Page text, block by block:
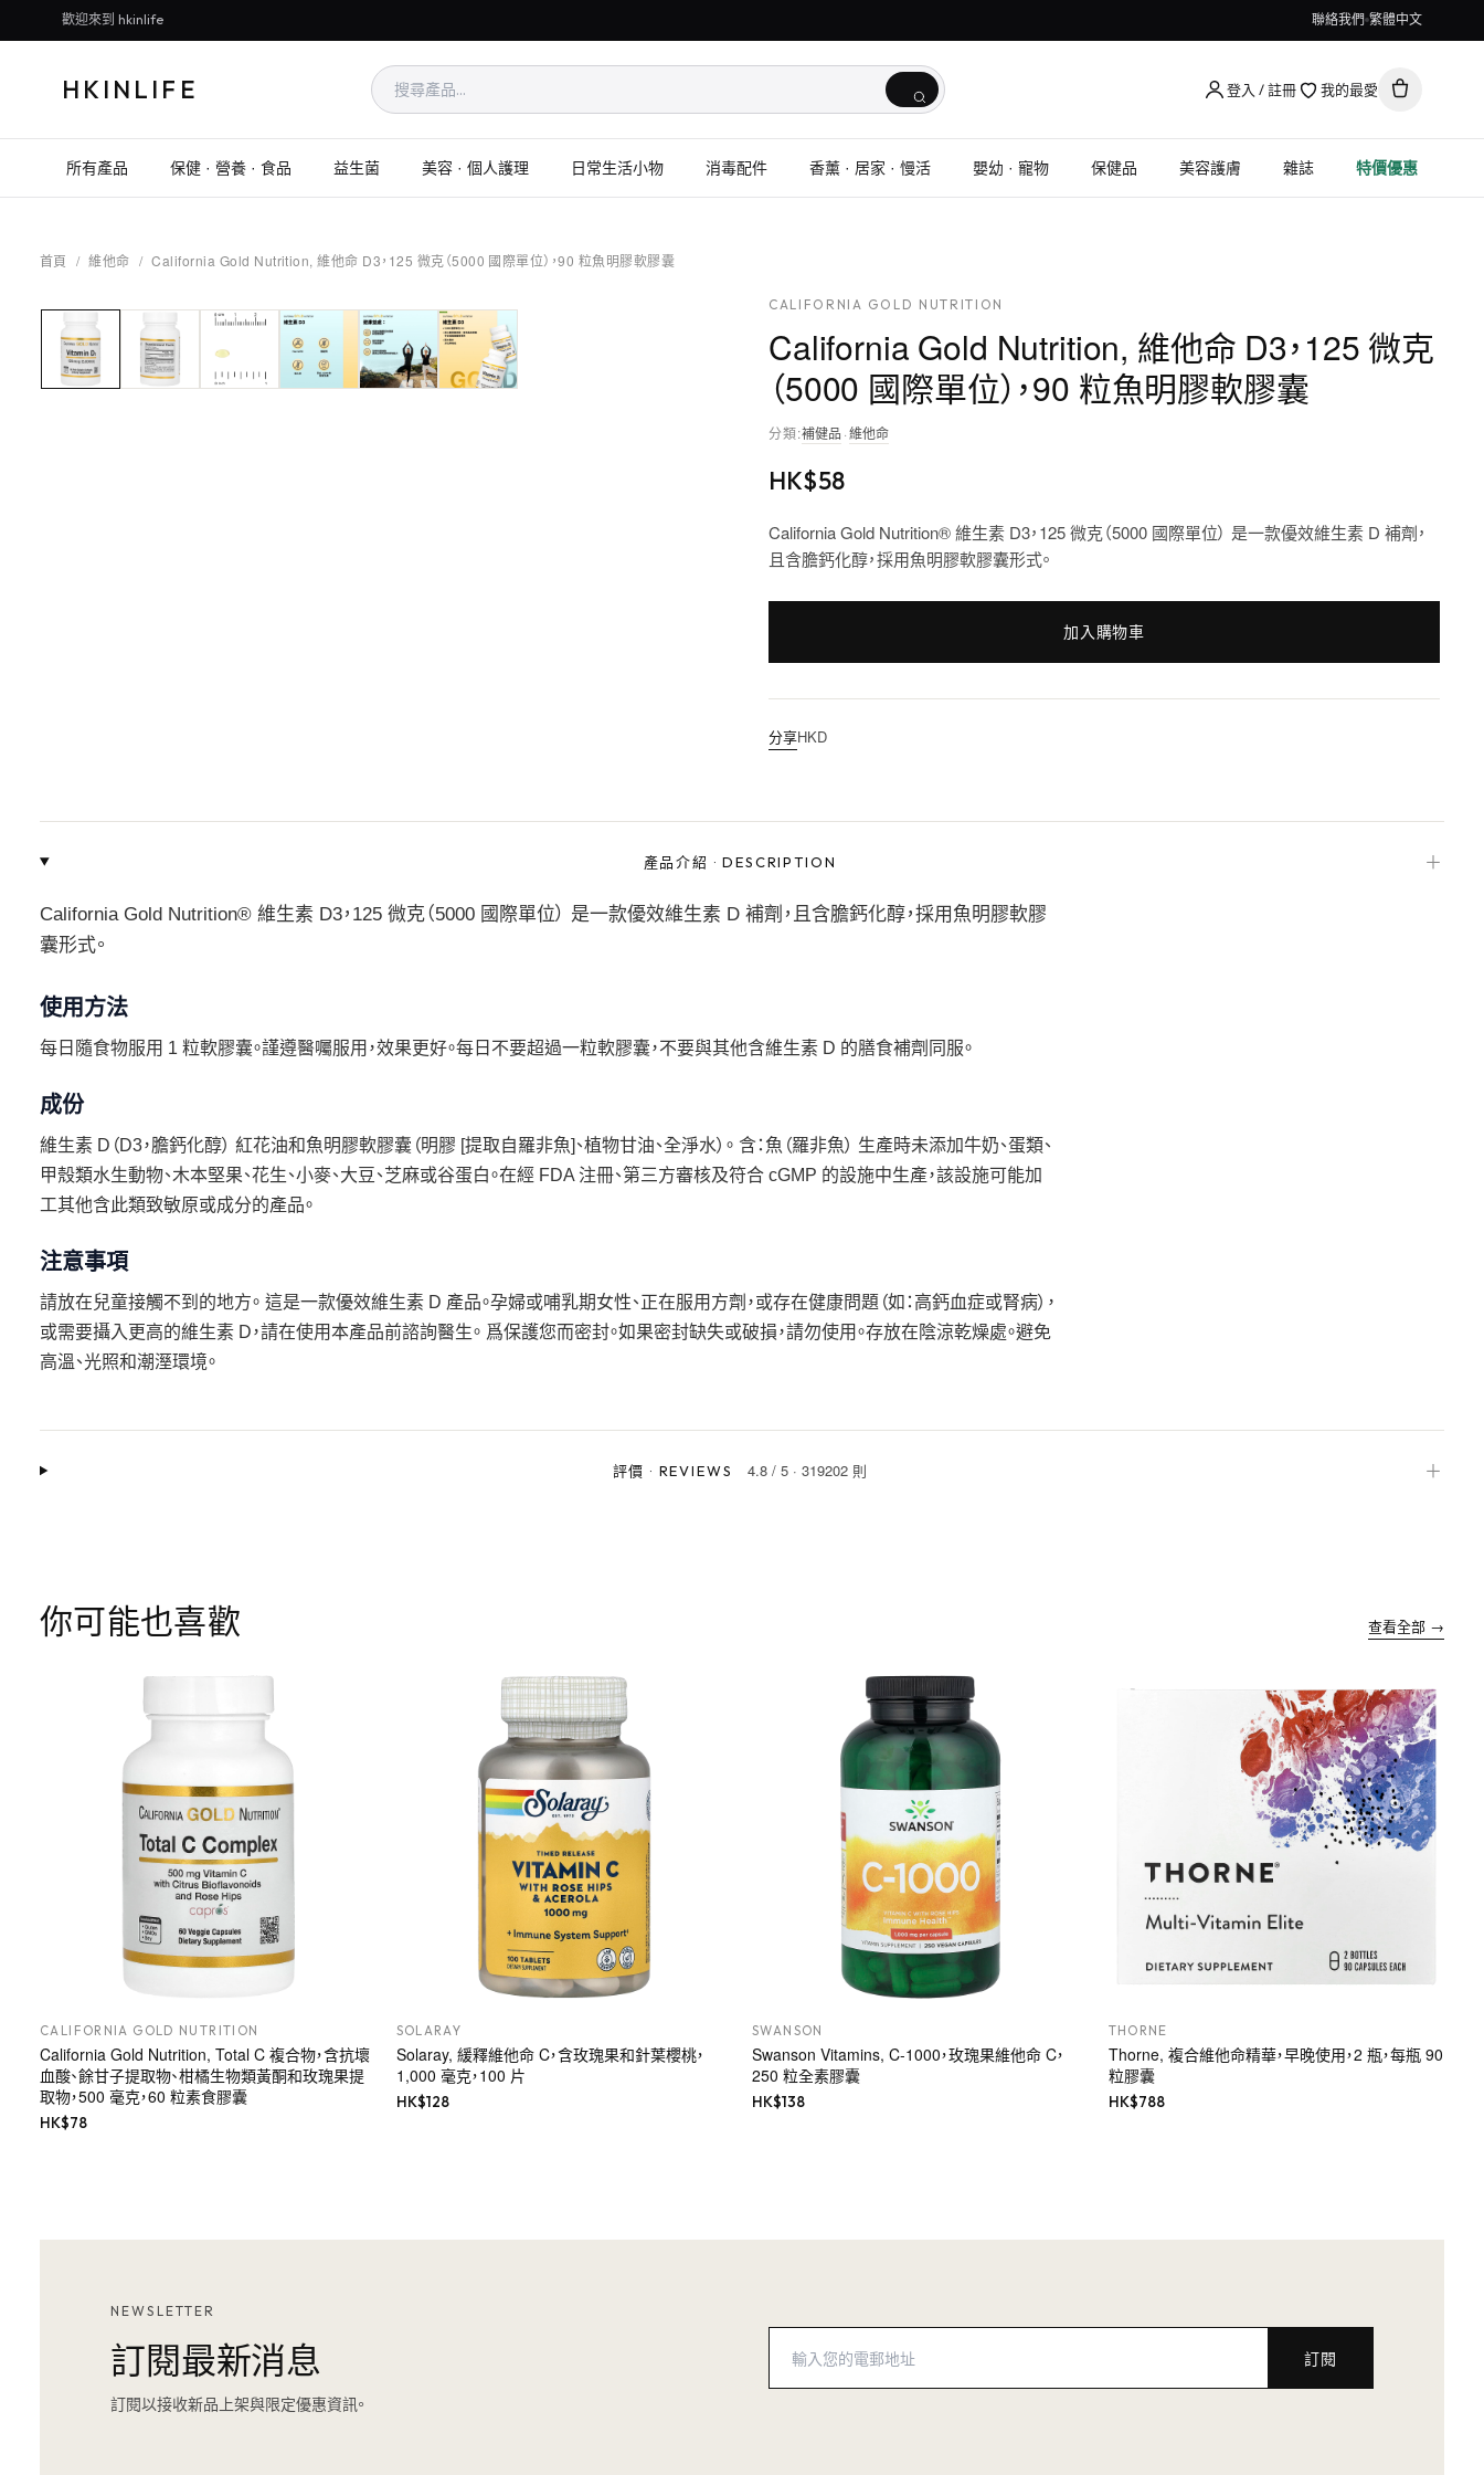
歡迎來到 hkinlife 聯絡我們 繁體中文
HKINLIFE 登入 / 註冊 我的最愛
所有產品 保健 · 營養 · 食品 益生菌 美容 · 個人護理 日常生活小物 消毒配件 香薰 · 居家 · 慢活 嬰幼 · 寵物 保健品 美容護膚 雜誌 特價優惠
首頁 / 維他命 / California Gold Nutrition, 維他命 D3，125 微克（5000 國際單位），90 粒魚明膠軟膠囊
CALIFORNIA GOLD NUTRITION
California Gold Nutrition, 維他命 D3，125 微克
（5000 國際單位），90 粒魚明膠軟膠囊
分類:補健品 ·維他命
HK$58
California Gold Nutrition® 維生素 D3，125 微克（5000 國際單位） 是一款優效維生素 D 補劑，
且含膽鈣化醇，採用魚明膠軟膠囊形式。
加入購物車
分享HKD
產品介紹 ·DESCRIPTION ＋
California Gold Nutrition® 維生素 D3，125 微克（5000 國際單位） 是一款優效維生素 D 補劑，且含膽鈣化醇，採用魚明膠軟膠
囊形式。
使用方法
每日隨食物服用 1 粒軟膠囊。謹遵醫囑服用，效果更好。每日不要超過一粒軟膠囊，不要與其他含維生素 D 的膳食補劑同服。
成份
維生素 D（D3，膽鈣化醇） 紅花油和魚明膠軟膠囊（明膠 [提取自羅非魚]、植物甘油、全淨水）。 含：魚（羅非魚） 生產時未添加牛奶、蛋類、
甲殼類水生動物、木本堅果、花生、小麥、大豆、芝麻或谷蛋白。在經 FDA 注冊、第三方審核及符合 cGMP 的設施中生產，該設施可能加
工其他含此類致敏原或成分的產品。
注意事項
請放在兒童接觸不到的地方。 這是一款優效維生素 D 產品。孕婦或哺乳期女性、正在服用方劑，或存在健康問題（如：高鈣血症或腎病），
或需要攝入更高的維生素 D，請在使用本產品前諮詢醫生。 爲保護您而密封。如果密封缺失或破損，請勿使用。存放在陰涼乾燥處。避免
高溫、光照和潮溼環境。
評價 · REVIEWS 4.8 /5 ·319202 則 ＋
你可能也喜歡 查看全部 →
CALIFORNIA GOLD NUTRITION
California Gold Nutrition, Total C 複合物，含抗壞
血酸、餘甘子提取物、柑橘生物類黃酮和玫瑰果提
取物，500 毫克，60 粒素食膠囊
HK$78
SOLARAY
Solaray, 緩釋維他命 C，含玫瑰果和針葉櫻桃，
1,000 毫克，100 片
HK$128
SWANSON
Swanson Vitamins, C-1000，玫瑰果維他命 C，
250 粒全素膠囊
HK$138
THORNE
Thorne, 複合維他命精華，早晚使用，2 瓶，每瓶 90
粒膠囊
HK$788
NEWSLETTER
訂閱最新消息
訂閱以接收新品上架與限定優惠資訊。
訂閱